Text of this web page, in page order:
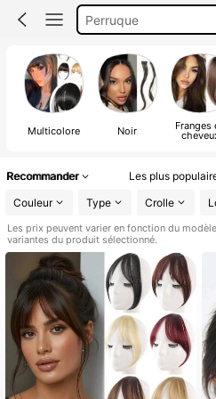
Perruque
Frange Cheveux
Multicolore Noir Franges
Recommander Les plus
Couleur
Type Crolle
Les prix peuvent varier en fonction du
variantes du produit sélectionné.